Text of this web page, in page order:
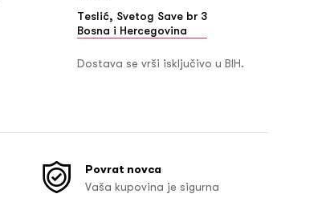
Teslić, Svetog Save br 3
Bosna i Hercegovina
Dostava se vrši isključivo u BIH.
Povrat novca
Vaša kupovina je sigurna